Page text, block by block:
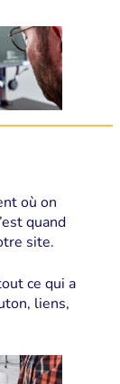
où on
quand
site.
ce qui a
liens,